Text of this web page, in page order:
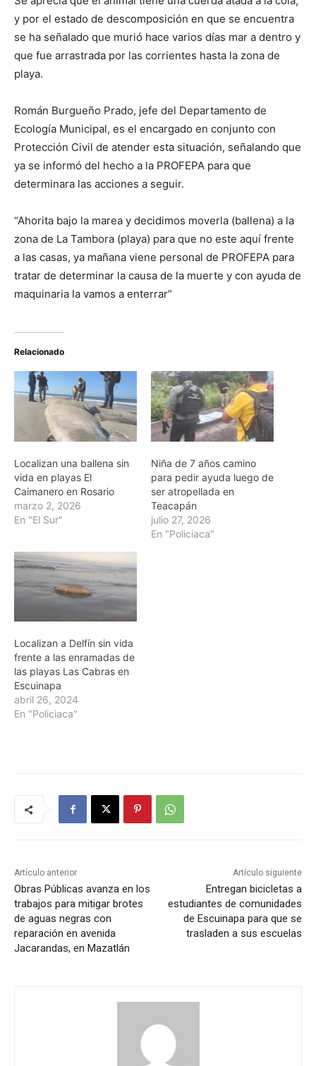
y por el estado de descomposición en que se encuentra
se ha señalado que murió hace varios días mar a dentro y
que fue arrastrada por las corrientes hasta la zona de
playa.
Román Burgueño Prado, jefe del Departamento de
Ecología Municipal, es el encargado en conjunto con
Protección Civil de atender esta situación, señalando que
ya se informó del hecho a la PROFEPA para que
determinara las acciones a seguir.
“Ahorita bajo la marea y decidimos moverla (ballena) a la
zona de La Tambora (playa) para que no este aquí frente
a las casas, ya mañana viene personal de PROFEPA para
tratar de determinar la causa de la muerte y con ayuda de
maquinaria la vamos a enterrar”
Relacionado
Localizan una ballena sin
vida en playas El
Caimanero en Rosario
marzo 2, 2026
En "El Sur"
Niña de 7 años camino
para pedir ayuda luego de
ser atropellada en
Teacapán
julio 27, 2026
En "Policiaca"
Localizan a Delfín sin vida
frente a las enramadas de
las playas Las Cabras en
Escuinapa
abril 26, 2024
En "Policiaca"
Artículo anterior
Obras Públicas avanza en los
trabajos para mitigar brotes
de aguas negras con
reparación en avenida
Jacarandas, en Mazatlán
Artículo siguiente
Entregan bicicletas a
estudiantes de comunidades
de Escuinapa para que se
trasladen a sus escuelas